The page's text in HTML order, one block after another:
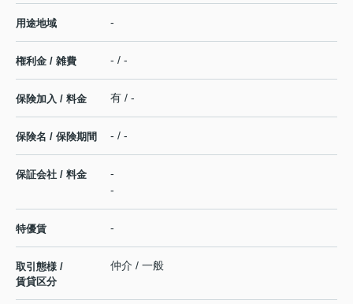
用途地域 -
権利金 / 雑費 - / -
保険加入 / 料金 有 / -
保険名 / 保険期間 - / -
保証会社 / 料金
-
-
特優賃 -
取引態様 /
賃貸区分
仲介 / 一般